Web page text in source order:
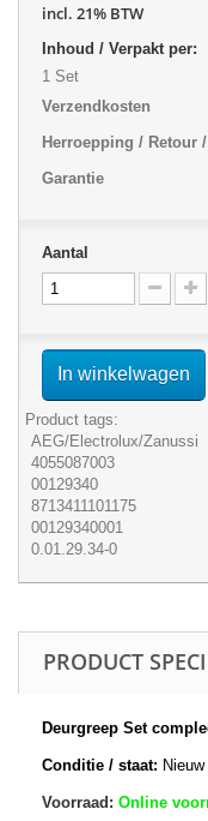
incl. 21% BTW
Inhoud / Verpakt per:
1 Set
Verzendkosten
Herroepping / Retour
Garantie
Aantal
In winkelwagen
Product tags:
AEG/Electrolux/Zanussi
4055087003
00129340
8713411101175
00129340001
0.01.29.34-0
PRODUCT
Deurgreep Set
Conditie / staat:
Voorraad: Online